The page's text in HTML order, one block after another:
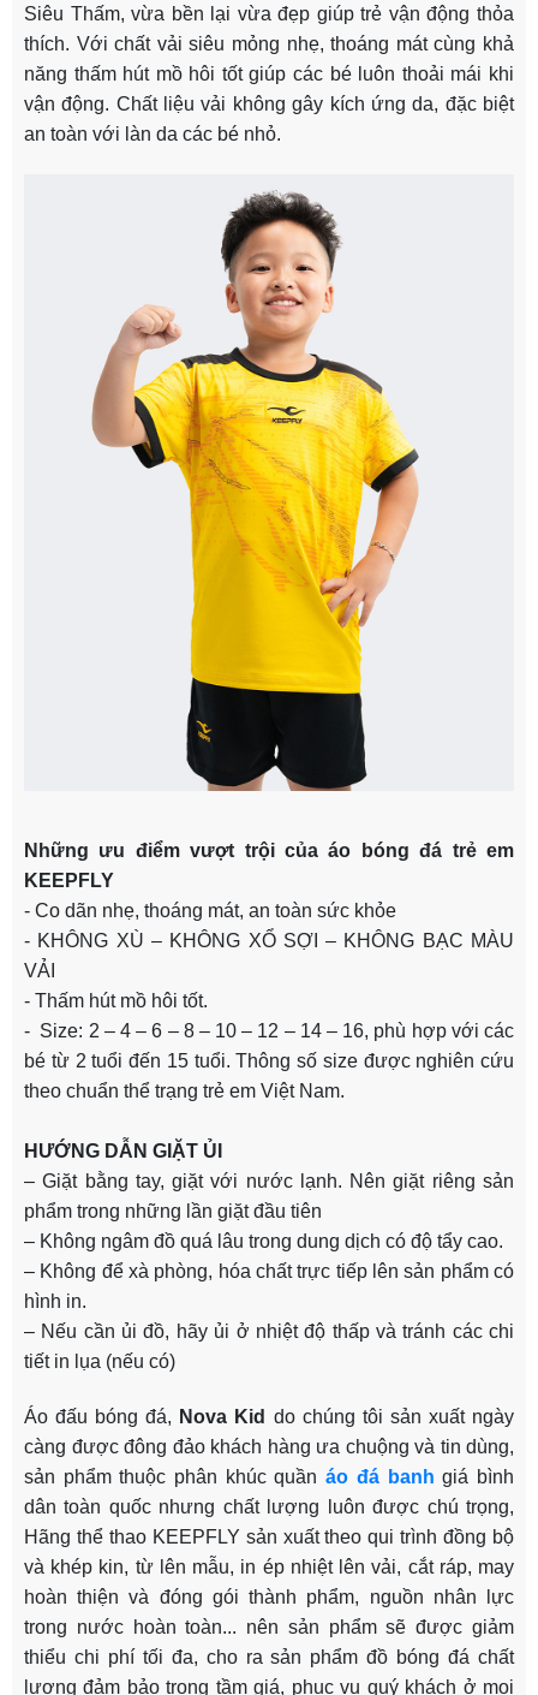
Siêu Thấm, vừa bền lại vừa đẹp giúp trẻ vận động thỏa
thích. Với chất vải siêu mỏng nhẹ, thoáng mát cùng khả
năng thấm hút mồ hôi tốt giúp các bé luôn thoải mái khi
vận động. Chất liệu vải không gây kích ứng da, đặc biệt
an toàn với làn da các bé nhỏ.
Những ưu điểm vượt trội của áo bóng đá trẻ em
KEEPFLY
- Co dãn nhẹ, thoáng mát, an toàn sức khỏe
- KHÔNG XÙ – KHÔNG XỔ SỢI – KHÔNG BẠC MÀU
VẢI
- Thấm hút mồ hôi tốt.
- Size: 2 – 4 – 6 – 8 – 10 – 12 – 14 – 16, phù hợp với các
bé từ 2 tuổi đến 15 tuổi. Thông số size được nghiên cứu
theo chuẩn thể trạng trẻ em Việt Nam.
HƯỚNG DẪN GIẶT ỦI
– Giặt bằng tay, giặt với nước lạnh. Nên giặt riêng sản
phẩm trong những lần giặt đầu tiên
– Không ngâm đồ quá lâu trong dung dịch có độ tẩy cao.
– Không để xà phòng, hóa chất trực tiếp lên sản phẩm có
hình in.
– Nếu cần ủi đồ, hãy ủi ở nhiệt độ thấp và tránh các chi
tiết in lụa (nếu có)
Áo đấu bóng đá, Nova Kid do chúng tôi sản xuất ngày
càng được đông đảo khách hàng ưa chuộng và tin dùng,
sản phẩm thuộc phân khúc quầnáo đá banh giá bình
dân toàn quốc nhưng chất lượng luôn được chú trọng,
Hãng thể thao KEEPFLY sản xuất theo qui trình đồng bộ
và khép kin, từ lên mẫu, in ép nhiệt lên vải, cắt ráp, may
hoàn thiện và đóng gói thành phẩm, nguồn nhân lực
trong nước hoàn toàn... nên sản phẩm sẽ được giảm
thiểu chi phí tối đa, cho ra sản phẩm đồ bóng đá chất
lượng đảm bảo trong tầm giá, phục vụ quý khách ở mọi